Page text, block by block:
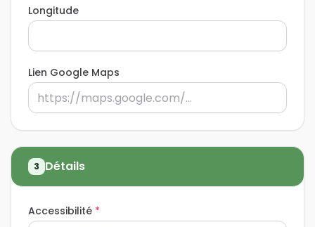
Longitude
Lien Google Maps
3 Détails
Accessibilité *